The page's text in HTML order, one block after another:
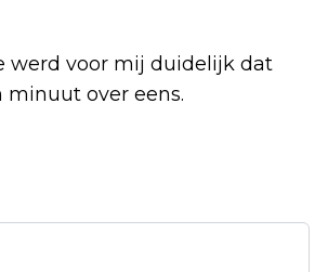
werd voor mij duidelijk dat
minuut over eens.
TERUGTREDEN WIJERS